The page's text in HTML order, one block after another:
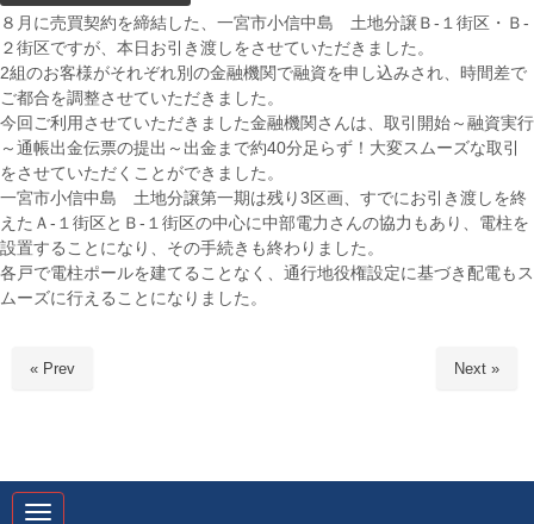
８月に売買契約を締結した、一宮市小信中島 土地分譲Ｂ-１街区・Ｂ-
２街区ですが、本日お引き渡しをさせていただきました。
2組のお客様がそれぞれ別の金融機関で融資を申し込みされ、時間差で
ご都合を調整させていただきました。
今回ご利用させていただきました金融機関さんは、取引開始～融資実行
～通帳出金伝票の提出～出金まで約40分足らず！大変スムーズな取引
をさせていただくことができました。
一宮市小信中島 土地分譲第一期は残り3区画、すでにお引き渡しを終
えたＡ-１街区とＢ-１街区の中心に中部電力さんの協力もあり、電柱を
設置することになり、その手続きも終わりました。
各戸で電柱ポールを建てることなく、通行地役権設定に基づき配電もス
ムーズに行えることになりました。
« Prev Next »
N